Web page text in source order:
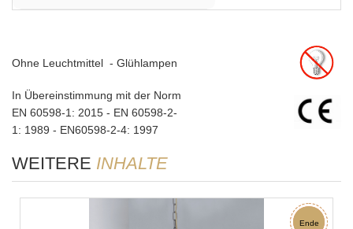
Ohne Leuchtmittel - Glühlampen
In Übereinstimmung mit der Norm
EN 60598-1: 2015 - EN 60598-2-
1: 1989 - EN60598-2-4: 1997
WEITERE INHALTE
Rabatt
Ende